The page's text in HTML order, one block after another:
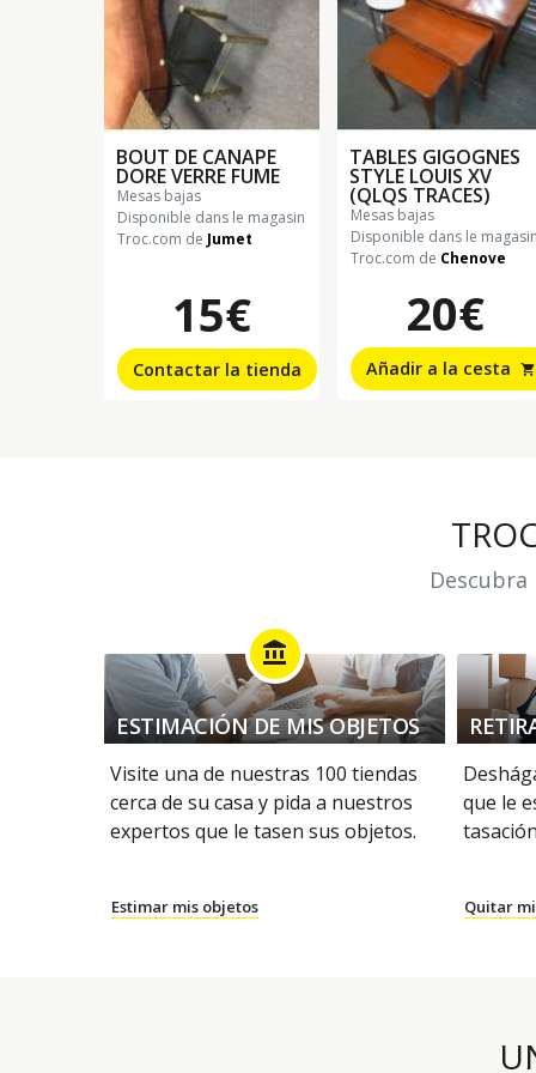
BOUT DE CANAPE
DORE VERRE FUME
mesas bajas
Disponible dans le magasin
Troc.com de Jumet
15€
Contactar la tienda
TABLES GIGOGNES
STYLE LOUIS XV
(QLQS TRACES)
mesas bajas
Disponible dans le
Troc.com de Chenove
20€
Añadir a la cesta shopping_cart
account_balance
ESTIMACIÓN DE MIS OBJETOS
Visite una de nuestras 100 tiendas
cerca de su casa y pida a nuestros
expertos que le tasen sus objetos.
Estimar mis objetos
que le
Quitar